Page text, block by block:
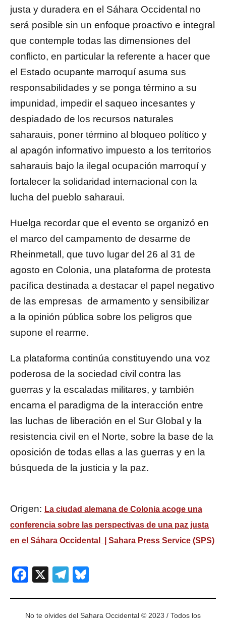
justa y duradera en el Sáhara Occidental no
será posible sin un enfoque proactivo e integral
que contemple todas las dimensiones del
conflicto, en particular la referente a hacer que
el Estado ocupante marroquí asuma sus
responsabilidades y se ponga término a su
impunidad, impedir el saqueo incesantes y
despiadado de los recursos naturales
saharauis, poner término al bloqueo político y
al apagón informativo impuesto a los territorios
saharauis bajo la ilegal ocupación marroquí y
fortalecer la solidaridad internacional con la
lucha del pueblo saharaui.
Huelga recordar que el evento se organizó en
el marco del campamento de desarme de
Rheinmetall, que tuvo lugar del 26 al 31 de
agosto en Colonia, una plataforma de protesta
pacífica destinada a destacar el papel negativo
de las empresas de armamento y sensibilizar
a la opinión pública sobre los peligros que
supone el rearme.
La plataforma continúa constituyendo una voz
poderosa de la sociedad civil contra las
guerras y la escaladas militares, y también
encarna el paradigma de la interacción entre
las luchas de liberación en el Sur Global y la
resistencia civil en el Norte, sobre la base de la
oposición de todas ellas a las guerras y en la
búsqueda de la justicia y la paz.
Origen: La ciudad alemana de Colonia acoge una
conferencia sobre las perspectivas de una paz justa
en el Sáhara Occidental | Sahara Press Service (SPS)
Facebook
X Telegram
No te olvides del Sahara Occidental © 2023 / Todos los